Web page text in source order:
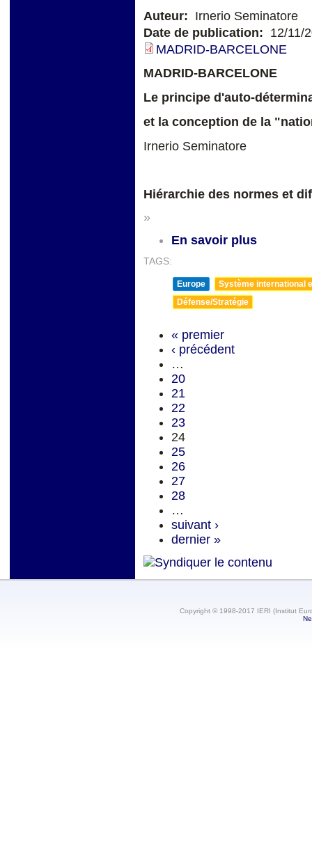
Auteur: Irnerio Seminatore
Date de publication: 12/11/
MADRID-BARCELONE
MADRID-BARCELONE
Le principe d'auto-
et la conception de la
Irnerio Seminatore
Hiérarchie des normes et
»
En savoir plus
TAGS:
Europe
Système international
Défense/Stratégie
« premier
‹ précédent
…
20
21
22
23
24
25
26
27
28
…
suivant ›
dernier »
Copyright © 1998-2017 IERI (Institut